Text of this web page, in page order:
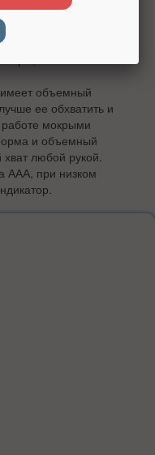
на частоте 2.4
USB-порт - и можно
все самое
объемный
ее обхватить и
мокрыми
и объемный
хват любой рукой.
ААА, при низком